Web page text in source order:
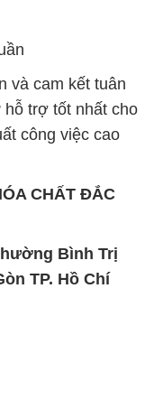
và cam kết tuân
trợ tốt nhất cho
công việc cao
CHẤT ĐẮC
Bình Trị
TP. Hồ Chí